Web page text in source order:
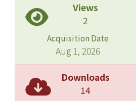
Views
2
Acquisition Date
Aug 1, 2026
Downloads
14